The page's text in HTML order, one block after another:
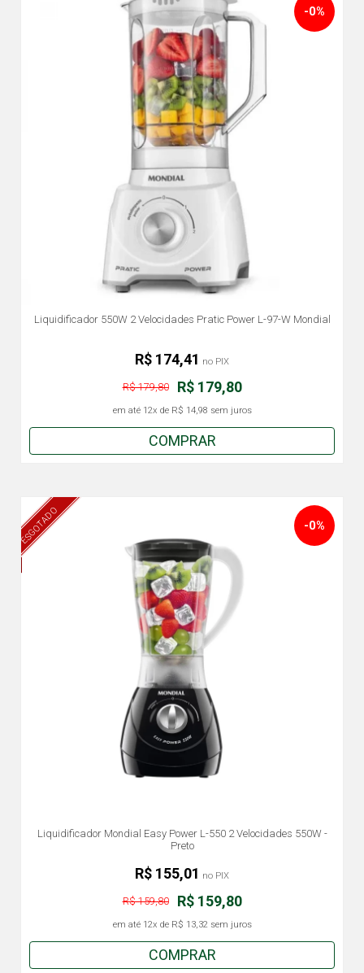
Liquidificador 550W 2 Velocidades Pratic Power L-97-W Mondial
-0%
R$ 179,80
R$ 179,80
em até 12x de R$ 14,98 sem juros
R$ 174,41 no PIX
COMPRAR
ESGOTADO
Liquidificador Mondial Easy Power L-550 2 Velocidades 550W -
Preto
-0%
R$ 159,80
R$ 159,80
em até 12x de R$ 13,32sem juros
R$ 155,01 no PIX
COMPRAR